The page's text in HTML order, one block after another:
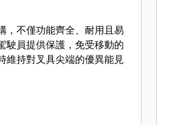
，不僅功能齊全、耐用且易
駛員提供保護，免受移動的
維持對叉具尖端的優異能見